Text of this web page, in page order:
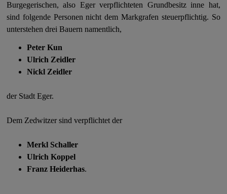
Burgegerischen, also Eger verpflichteten Grundbesitz inne hat,
sind folgende Personen nicht dem Markgrafen steuerpflichtig. So
unterstehen drei Bauern namentlich,
Peter Kun
Ulrich Zeidler
Nickl Zeidler
der Stadt Eger.
Dem Zedwitzer sind verpflichtet der
Merkl Schaller
Ulrich Koppel
Franz Heiderhas.